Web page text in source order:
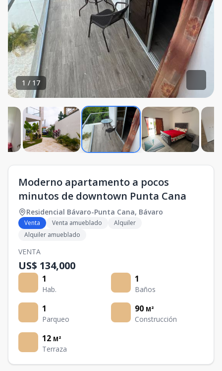
1 / 17
Moderno apartamento a pocos
minutos de downtown Punta Cana
Residencial Bávaro-Punta Cana, Bávaro
Venta Venta amueblado
Alquiler
Alquiler amueblado
VENTA
US$ 134,000
1
Hab.
1
Baños
1
Parqueo
90 M²
Construcción
12 M²
Terraza